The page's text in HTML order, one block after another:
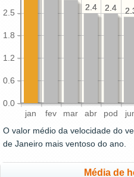
jan fev mar abr pod
0.0
0.6
1.2
1.8
2.5
2.4
2.4 2.4
2.4
O valor médio da velocidade do
de Janeiro mais ventoso do ano.
Média de